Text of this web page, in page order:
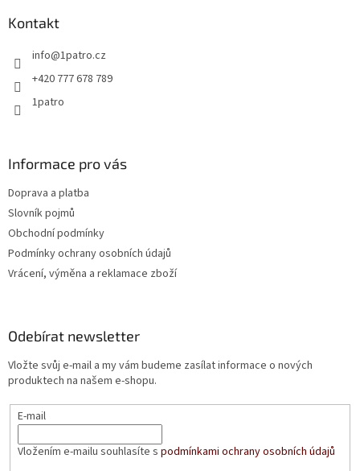
Kontakt
info@1patro.cz
+420 777 678 789
1patro
Informace pro vás
Doprava a platba
Slovník pojmů
Obchodní podmínky
Podmínky ochrany osobních údajů
Vrácení, výměna a reklamace zboží
Odebírat newsletter
Vložte svůj e-mail a my vám budeme zasílat informace o nových
produktech na našem e-shopu.
E-mail
Vložením e-mailu souhlasíte s podmínkami ochrany osobních údajů